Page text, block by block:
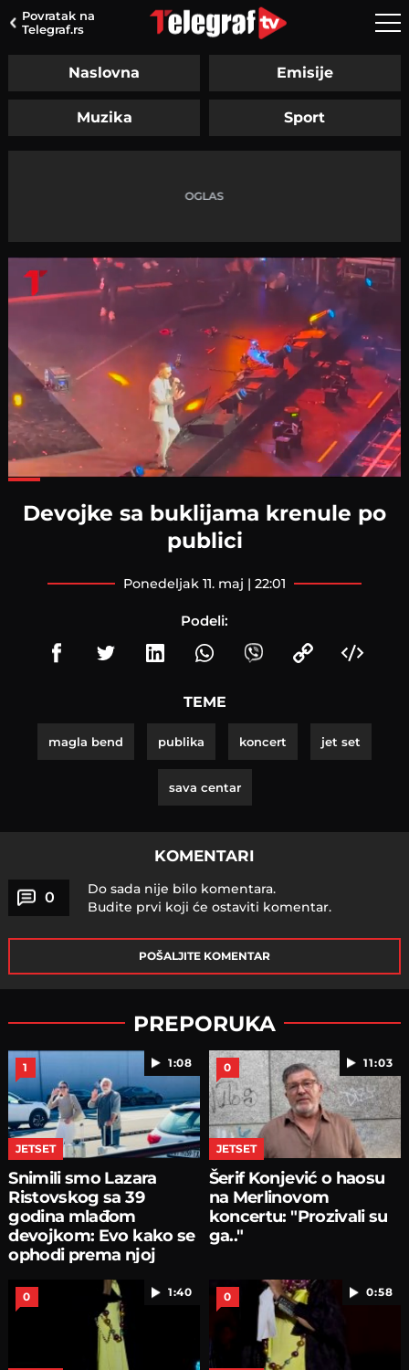
Povratak na
Telegraf.rs
Naslovna Emisije
Muzika Sport
Devojke sa buklijama krenule po
publici
ponedeljak 11. maj | 22:01
Podeli:
TEME
magla bend publika koncert jet set
sava centar
KOMENTARI
0
Do sada nije bilo komentara.
Budite prvi koji će ostaviti komentar.
POŠALJITE KOMENTAR
PREPORUKA
1:08
1
JETSET
Snimili smo Lazara
Ristovskog sa 39
godina mlađom
devojkom: Evo kako se
ophodi prema njoj
11:03
0
JETSET
Šerif Konjević o haosu
na Merlinovom
koncertu: "Prozivali su
ga.."
1:40
0 0:58
0